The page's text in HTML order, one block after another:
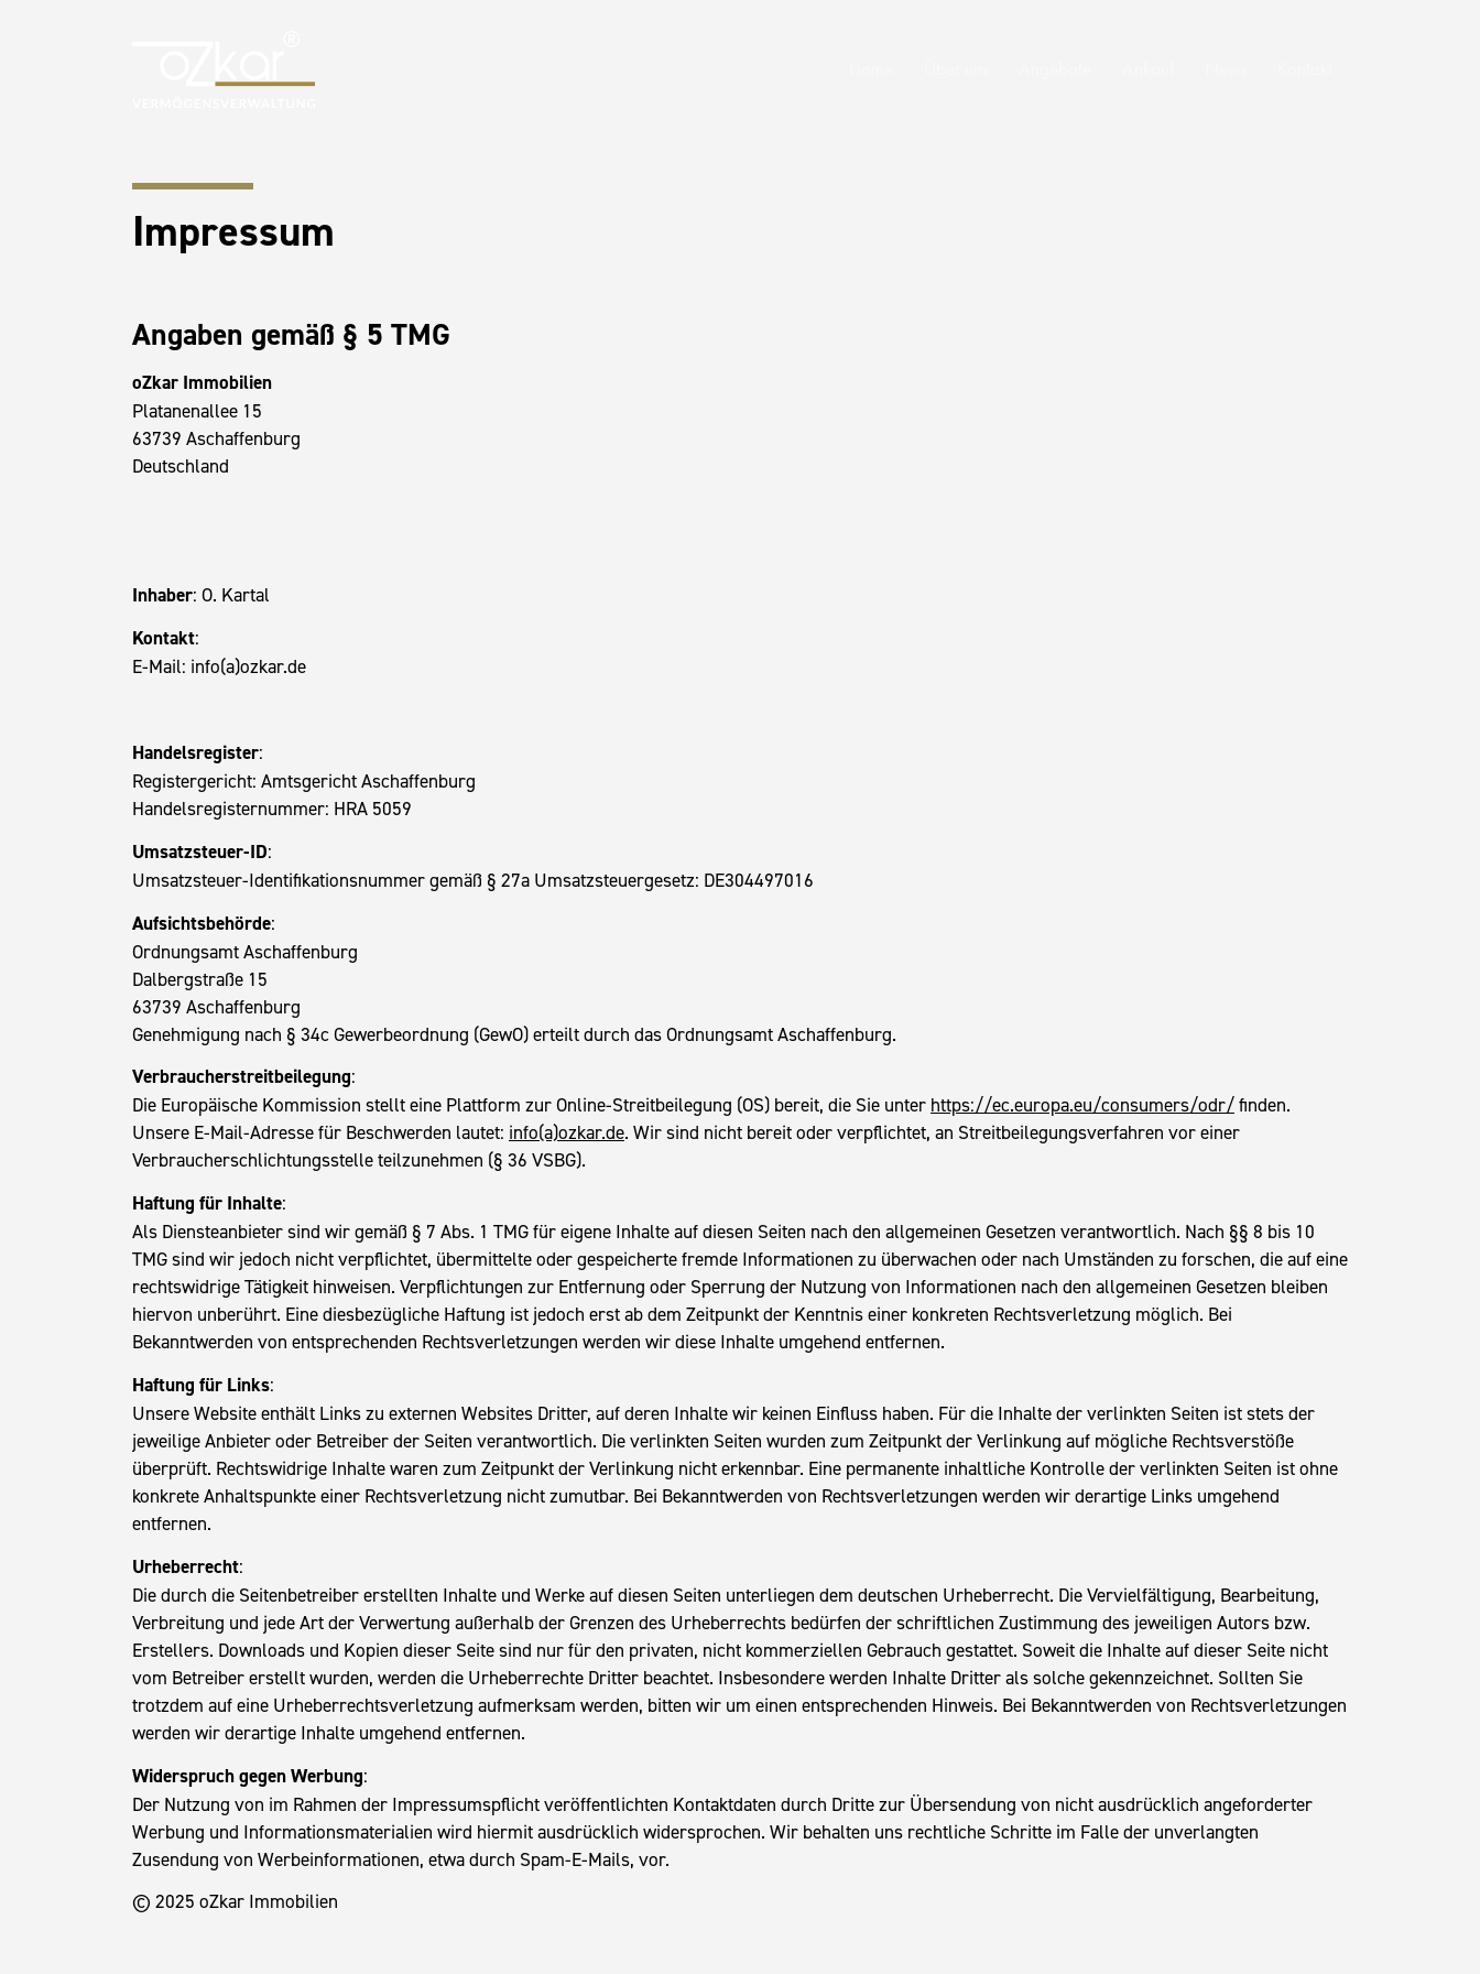
Impressum
Angaben gemäß § 5 TMG
oZkar Immobilien
Platanenallee 15
63739 Aschaffenburg
Deutschland
Inhaber: O. Kartal
Kontakt:
E-Mail: info(a)ozkar.de
Handelsregister:
Registergericht: Amtsgericht Aschaffenburg
Handelsregisternummer: HRA 5059
Umsatzsteuer-ID:
Umsatzsteuer-Identifikationsnummer gemäß § 27a Umsatzsteuergesetz: DE304497016
Aufsichtsbehörde:
Ordnungsamt Aschaffenburg
Dalbergstraße 15
63739 Aschaffenburg
Genehmigung nach § 34c Gewerbeordnung (GewO) erteilt durch das Ordnungsamt Aschaffenburg.
Verbraucherstreitbeilegung:
Die Europäische Kommission stellt eine Plattform zur Online-Streitbeilegung (OS) bereit, die Sie unter https://ec.europa.eu/consumers/odr/finden.
Unsere E-Mail-Adresse für Beschwerden lautet: info(a)ozkar.de. Wir sind nicht bereit oder verpflichtet, an Streitbeilegungsverfahren vor einer
Verbraucherschlichtungsstelle teilzunehmen (§ 36 VSBG).
Haftung für Inhalte:
Als Diensteanbieter sind wir gemäß § 7 Abs. 1 TMG für eigene Inhalte auf diesen Seiten nach den allgemeinen Gesetzen verantwortlich. Nach §§ 8 bis 10
TMG sind wir jedoch nicht verpflichtet, übermittelte oder gespeicherte fremde Informationen zu überwachen oder nach Umständen zu forschen, die auf eine
rechtswidrige Tätigkeit hinweisen. Verpflichtungen zur Entfernung oder Sperrung der Nutzung von Informationen nach den allgemeinen Gesetzen bleiben
hiervon unberührt. Eine diesbezügliche Haftung ist jedoch erst ab dem Zeitpunkt der Kenntnis einer konkreten Rechtsverletzung möglich. Bei
Bekanntwerden von entsprechenden Rechtsverletzungen werden wir diese Inhalte umgehend entfernen.
Haftung für Links:
Unsere Website enthält Links zu externen Websites Dritter, auf deren Inhalte wir keinen Einfluss haben. Für die Inhalte der verlinkten Seiten ist stets der
jeweilige Anbieter oder Betreiber der Seiten verantwortlich. Die verlinkten Seiten wurden zum Zeitpunkt der Verlinkung auf mögliche Rechtsverstöße
überprüft. Rechtswidrige Inhalte waren zum Zeitpunkt der Verlinkung nicht erkennbar. Eine permanente inhaltliche Kontrolle der verlinkten Seiten ist ohne
konkrete Anhaltspunkte einer Rechtsverletzung nicht zumutbar. Bei Bekanntwerden von Rechtsverletzungen werden wir derartige Links umgehend
entfernen.
Urheberrecht:
Die durch die Seitenbetreiber erstellten Inhalte und Werke auf diesen Seiten unterliegen dem deutschen Urheberrecht. Die Vervielfältigung, Bearbeitung,
Verbreitung und jede Art der Verwertung außerhalb der Grenzen des Urheberrechts bedürfen der schriftlichen Zustimmung des jeweiligen Autors bzw.
Erstellers. Downloads und Kopien dieser Seite sind nur für den privaten, nicht kommerziellen Gebrauch gestattet. Soweit die Inhalte auf dieser Seite nicht
vom Betreiber erstellt wurden, werden die Urheberrechte Dritter beachtet. Insbesondere werden Inhalte Dritter als solche gekennzeichnet. Sollten Sie
trotzdem auf eine Urheberrechtsverletzung aufmerksam werden, bitten wir um einen entsprechenden Hinweis. Bei Bekanntwerden von Rechtsverletzungen
werden wir derartige Inhalte umgehend entfernen.
Widerspruch gegen Werbung:
Der Nutzung von im Rahmen der Impressumspflicht veröffentlichten Kontaktdaten durch Dritte zur Übersendung von nicht ausdrücklich angeforderter
Werbung und Informationsmaterialien wird hiermit ausdrücklich widersprochen. Wir behalten uns rechtliche Schritte im Falle der unverlangten
Zusendung von Werbeinformationen, etwa durch Spam-E-Mails, vor.
© 2025 oZkar Immobilien